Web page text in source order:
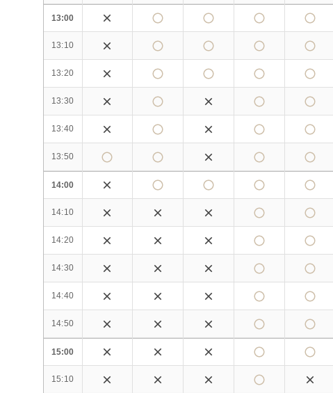
13:00
13:10
13:20
13:30
13:40
13:50
14:00
14:10
14:20
14:30
14:40
14:50
15:00
15:10